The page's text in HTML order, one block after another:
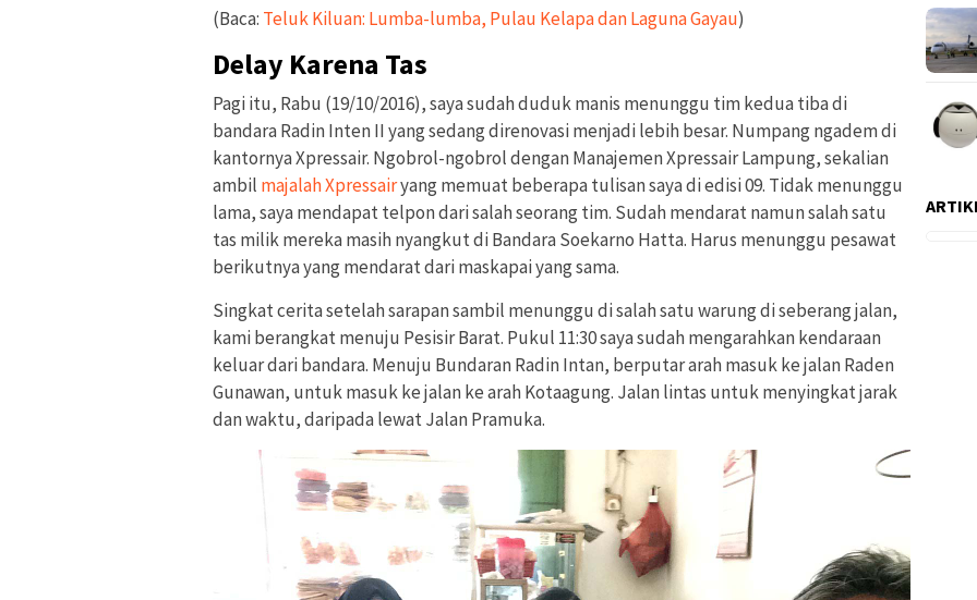
(Baca: Teluk Kiluan: Lumba-lumba, Pulau Kelapa dan Laguna Gayau)
Delay Karena Tas
Pagi itu, Rabu (19/10/2016), saya sudah duduk manis menunggu tim kedua tiba di
bandara Radin Inten II yang sedang direnovasi menjadi lebih besar. Numpang ngadem di
kantornya Xpressair. Ngobrol-ngobrol dengan Manajemen Xpressair Lampung, sekalian
ambil majalah Xpressairyang memuat beberapa tulisan saya di edisi 09. Tidak menunggu
lama, saya mendapat telpon dari salah seorang tim. Sudah mendarat namun salah satu
tas milik mereka masih nyangkut di Bandara Soekarno Hatta. Harus menunggu pesawat
berikutnya yang mendarat dari maskapai yang sama.
Singkat cerita setelah sarapan sambil menunggu di salah satu warung di seberang jalan,
kami berangkat menuju Pesisir Barat. Pukul 11:30 saya sudah mengarahkan kendaraan
keluar dari bandara. Menuju Bundaran Radin Intan, berputar arah masuk ke jalan Raden
Gunawan, untuk masuk ke jalan ke arah Kotaagung. Jalan lintas untuk menyingkat jarak
dan waktu, daripada lewat Jalan Pramuka.